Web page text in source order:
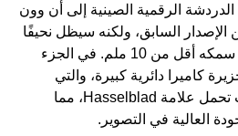
الرقمية الصينية إلى أن وون
من الإصدار السابق، ولكنه سيظل نحيفًا
للغاية، حيث يُتوقع أن يكون سمكه أقل من 10 ملم. في الجزء
كاميرا دائرية كبيرة، والتي
ستحتوي على ثلاثة كاميرات تحمل علامة Hasselblad، مما
العالية في التصوير.